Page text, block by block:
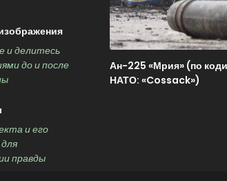
и делитесь
до и после
и его
правды
Ан-225 «Мрия» (по
НАТО: «Cossack»)